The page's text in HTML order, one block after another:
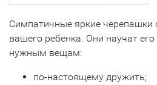
Симпатичные яркие
вашего ребенка. Они научат
нужным вещам:
по-настоящему дружить;